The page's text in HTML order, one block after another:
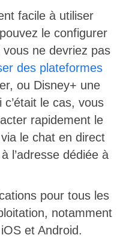
facile à utiliser
le configurer
ne devriez pas
des plateformes
ou Disney+ une
le cas, vous
rapidement le
le chat en direct
l’adresse dédiée à
pour tous les
notamment
et Android.